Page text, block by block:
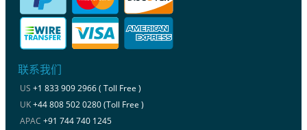
联系我们
US +1 833 909 2966 ( Toll Free )
UK+44 808 502 0280 (Toll Free )
APAC +91 744 740 1245